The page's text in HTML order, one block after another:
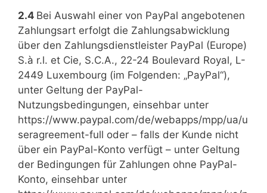
2.4 Bei Auswahl einer von PayPal angebotenen
Zahlungsart erfolgt die Zahlungsabwicklung
über den Zahlungsdienstleister PayPal (Europe)
S.à r.l. et Cie, S.C.A., 22-24 Boulevard Royal, L-
2449 Luxembourg (im Folgenden: „PayPal“),
unter Geltung der PayPal-
Nutzungsbedingungen, einsehbar unter
https://www.paypal.com/de/webapps/mpp/ua/u
seragreement-full oder – falls der Kunde nicht
über ein PayPal-Konto verfügt – unter Geltung
der Bedingungen für Zahlungen ohne PayPal-
Konto, einsehbar unter